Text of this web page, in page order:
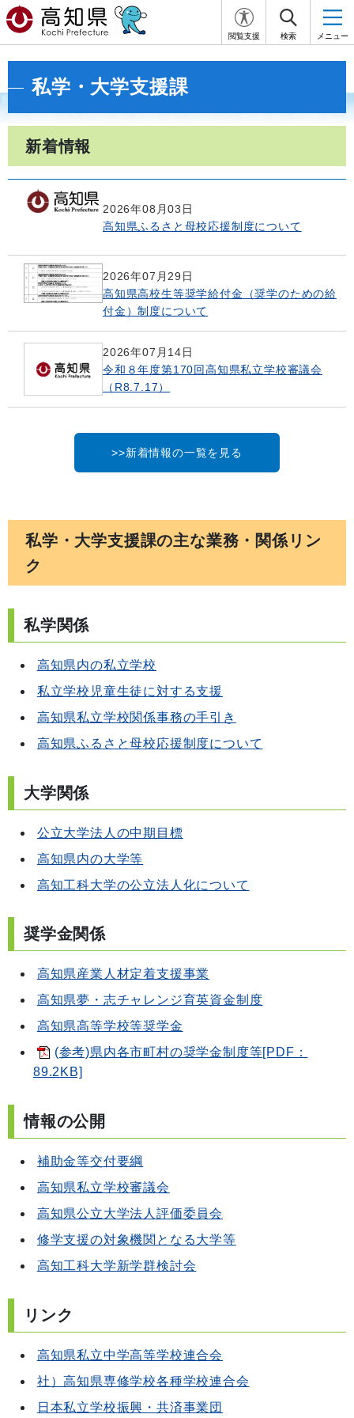
閲覧支援 検索 メニュー
私学・大学支援課
新着情報
2026年08月03日
高知県ふるさと母校応援制度について
2026年07月29日
高知県高校生等奨学給付金（奨学のための給
付金）制度について
2026年07月14日
令和８年度第170回高知県私立学校審議会
（R8.7.17）
>>新着情報の一覧を見る
私学・大学支援課の主な業務・関係リン
ク
私学関係
高知県内の私立学校
私立学校児童生徒に対する支援
高知県私立学校関係事務の手引き
高知県ふるさと母校応援制度について
大学関係
公立大学法人の中期目標
高知県内の大学等
高知工科大学の公立法人化について
奨学金関係
高知県産業人材定着支援事業
高知県夢・志チャレンジ育英資金制度
高知県高等学校等奨学金
(参考)県内各市町村の奨学金制度等[PDF：
89.2KB]
情報の公開
補助金等交付要綱
高知県私立学校審議会
高知県公立大学法人評価委員会
修学支援の対象機関となる大学等
高知工科大学新学群検討会
リンク
高知県私立中学高等学校連合会
社）高知県専修学校各種学校連合会
日本私立学校振興・共済事業団